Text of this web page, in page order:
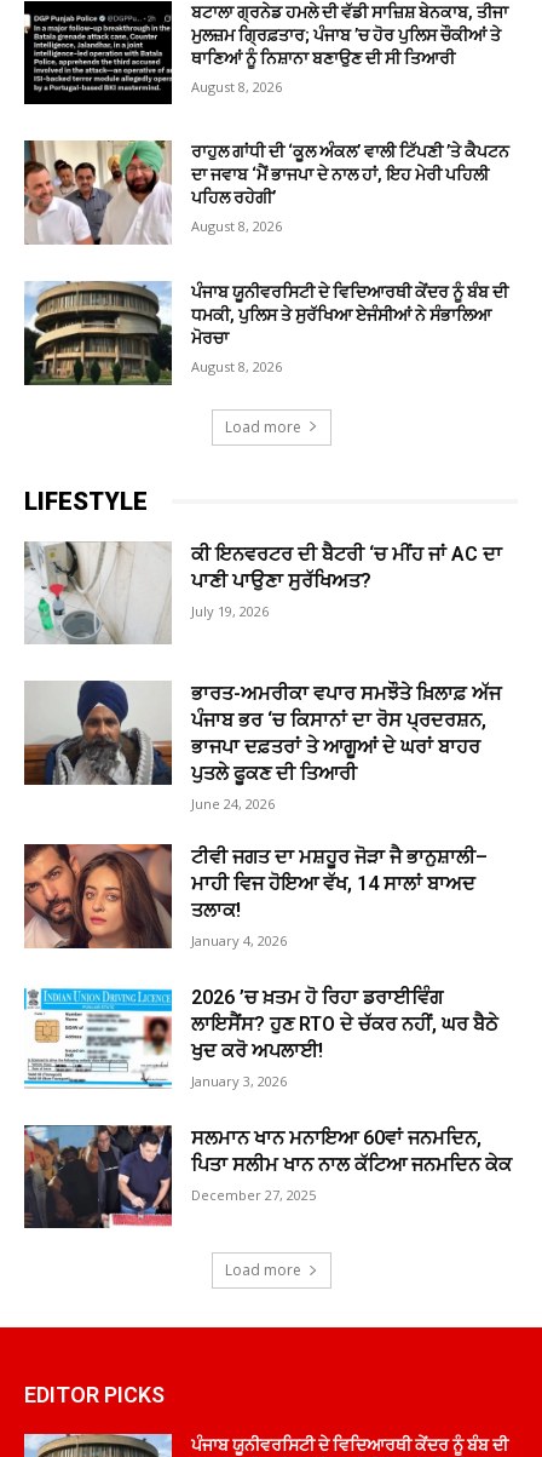
ਬਟਾਲਾ ਗ੍ਰਨੇਡ ਹਮਲੇ ਦੀ ਵੱਡੀ ਸਾਜ਼ਿਸ਼ ਬੇਨਕਾਬ, ਤੀਜਾ
ਮੁਲਜ਼ਮ ਗ੍ਰਿਫ਼ਤਾਰ; ਪੰਜਾਬ ’ਚ ਹੋਰ ਪੁਲਿਸ ਚੌਕੀਆਂ ਤੇ
ਥਾਣਿਆਂ ਨੂੰ ਨਿਸ਼ਾਨਾ ਬਣਾਉਣ ਦੀ ਸੀ ਤਿਆਰੀ
August 8, 2026
ਰਾਹੁਲ ਗਾਂਧੀ ਦੀ ‘ਕੂਲ ਅੰਕਲ’ ਵਾਲੀ ਟਿੱਪਣੀ ’ਤੇ ਕੈਪਟਨ
ਦਾ ਜਵਾਬ ‘ਮੈਂ ਭਾਜਪਾ ਦੇ ਨਾਲ ਹਾਂ, ਇਹ ਮੇਰੀ ਪਹਿਲੀ
ਪਹਿਲ ਰਹੇਗੀ’
August 8, 2026
ਪੰਜਾਬ ਯੂਨੀਵਰਸਿਟੀ ਦੇ ਵਿਦਿਆਰਥੀ ਕੇਂਦਰ ਨੂੰ ਬੰਬ ਦੀ
ਧਮਕੀ, ਪੁਲਿਸ ਤੇ ਸੁਰੱਖਿਆ ਏਜੰਸੀਆਂ ਨੇ ਸੰਭਾਲਿਆ
ਮੋਰਚਾ
August 8, 2026
Load more
LIFESTYLE
ਕੀ ਇਨਵਰਟਰ ਦੀ ਬੈਟਰੀ ‘ਚ ਮੀਂਹ ਜਾਂ AC ਦਾ
ਪਾਣੀ ਪਾਉਣਾ ਸੁਰੱਖਿਅਤ?
July 19, 2026
ਭਾਰਤ-ਅਮਰੀਕਾ ਵਪਾਰ ਸਮਝੌਤੇ ਖ਼ਿਲਾਫ਼ ਅੱਜ
ਪੰਜਾਬ ਭਰ ‘ਚ ਕਿਸਾਨਾਂ ਦਾ ਰੋਸ ਪ੍ਰਦਰਸ਼ਨ,
ਭਾਜਪਾ ਦਫ਼ਤਰਾਂ ਤੇ ਆਗੂਆਂ ਦੇ ਘਰਾਂ ਬਾਹਰ
ਪੁਤਲੇ ਫੂਕਣ ਦੀ ਤਿਆਰੀ
June 24, 2026
ਟੀਵੀ ਜਗਤ ਦਾ ਮਸ਼ਹੂਰ ਜੋੜਾ ਜੈ ਭਾਨੁਸ਼ਾਲੀ–
ਮਾਹੀ ਵਿਜ ਹੋਇਆ ਵੱਖ, 14 ਸਾਲਾਂ ਬਾਅਦ
ਤਲਾਕ!
January 4, 2026
2026 ’ਚ ਖ਼ਤਮ ਹੋ ਰਿਹਾ ਡਰਾਈਵਿੰਗ
ਲਾਇਸੈਂਸ? ਹੁਣ RTO ਦੇ ਚੱਕਰ ਨਹੀਂ, ਘਰ ਬੈਠੇ
ਖੁਦ ਕਰੋ ਅਪਲਾਈ!
January 3, 2026
ਸਲਮਾਨ ਖਾਨ ਮਨਾਇਆ 60ਵਾਂ ਜਨਮਦਿਨ,
ਪਿਤਾ ਸਲੀਮ ਖਾਨ ਨਾਲ ਕੱਟਿਆ ਜਨਮਦਿਨ ਕੇਕ
December 27, 2025
Load more
EDITOR PICKS
ਪੰਜਾਬ ਯੂਨੀਵਰਸਿਟੀ ਦੇ ਵਿਦਿਆਰਥੀ ਕੇਂਦਰ ਨੂੰ ਬੰਬ ਦੀ